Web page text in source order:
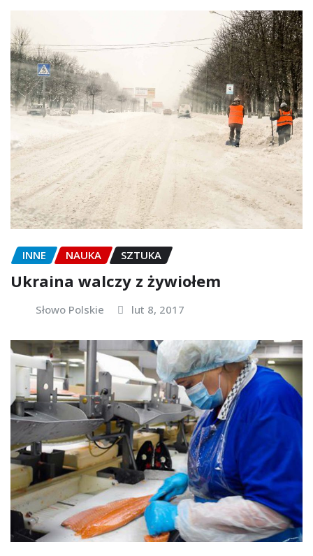
INNE NAUKA SZTUKA
Ukraina walczy z żywiołem
Słowo Polskie lut 8, 2017